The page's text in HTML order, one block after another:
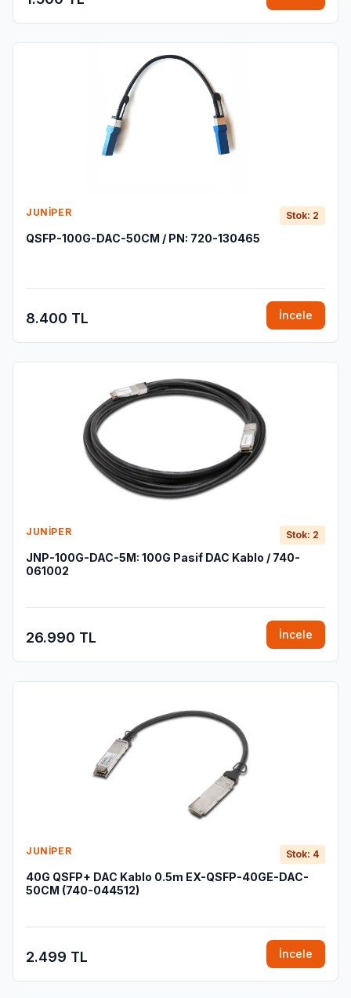
JUNIPER Stok: 2
QSFP-100G-DAC-50CM / PN: 720-130465
8.400 TL İncele
JUNIPER Stok: 2
JNP-100G-DAC-5M: 100G Pasif DAC Kablo / 740-
061002
26.990 TL İncele
JUNIPER Stok: 4
40G QSFP+ DAC Kablo 0.5m EX-QSFP-40GE-DAC-
50CM (740-044512)
2.499 TL İncele